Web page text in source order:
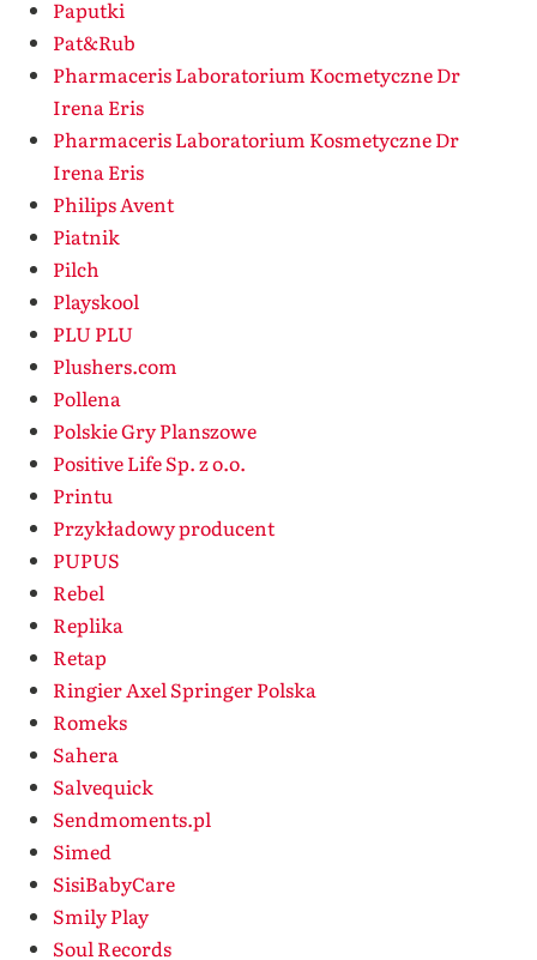
Paputki
Pat&Rub
Pharmaceris Laboratorium Kocmetyczne Dr
Irena Eris
Pharmaceris Laboratorium Kosmetyczne Dr
Irena Eris
Philips Avent
Piatnik
Pilch
Playskool
PLU PLU
Plushers.com
Pollena
Polskie Gry Planszowe
Positive Life Sp. z o.o.
Printu
Przykładowy producent
PUPUS
Rebel
Replika
Retap
Ringier Axel Springer Polska
Romeks
Sahera
Salvequick
Sendmoments.pl
Simed
SisiBabyCare
Smily Play
Soul Records